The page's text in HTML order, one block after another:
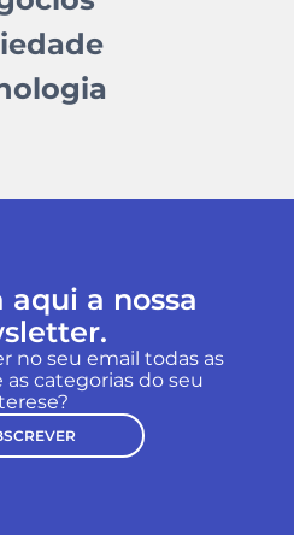
aqui a nossa
no seu email todas as
categorias do seu